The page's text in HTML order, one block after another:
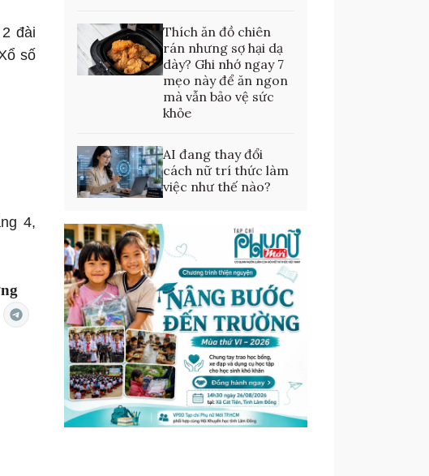
đài
số
4,
Thích ăn đồ chiên
rán nhưng sợ hại dạ
dày? Ghi nhớ ngay 7
mẹo này để ăn ngon
mà vẫn bảo vệ sức
khỏe
AI đang thay đổi
cách nữ trí thức làm
việc như thế nào?